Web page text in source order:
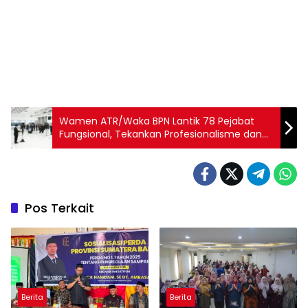
Wamen ATR/Waka BPN Lantik 78 Pejabat
Fungsional, Tekankan Profesionalisme dan
Integritas
Pos Terkait
Berita Berita